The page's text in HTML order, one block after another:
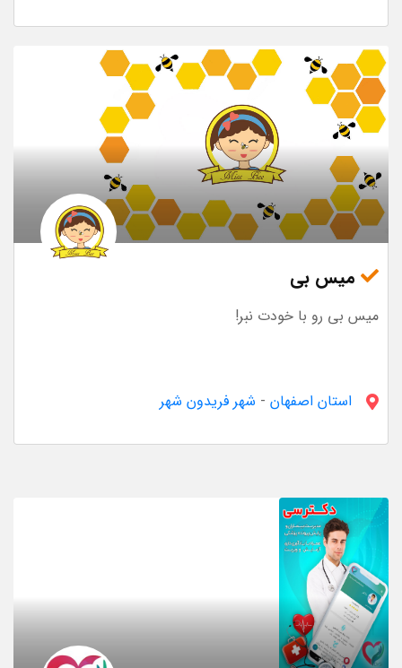
میس بی
میس بی رو با خودت نبر!
استان اصفهان - شهر فریدون شهر